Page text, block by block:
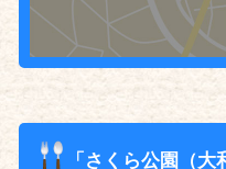
「さくら公園（